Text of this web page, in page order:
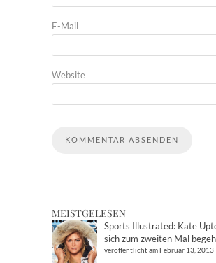
E-Mail
Website
MEISTGELESEN
Sports Illustrated: Kate
sich zum zweiten Mal
veröffentlicht am Februar 13, 2013